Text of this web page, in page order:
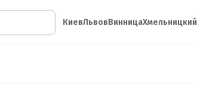
КиевЛьвовВинницаХмельницкий